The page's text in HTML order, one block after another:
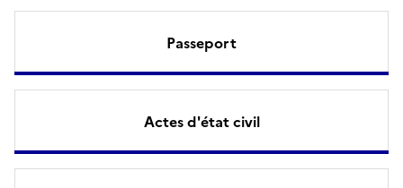
Passeport
Actes d'état civil